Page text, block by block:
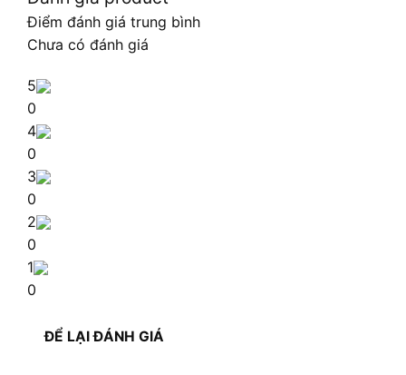
Điểm đánh giá trung bình
Chưa có đánh giá
5
0
4
0
3
0
2
0
1
0
ĐỂ LẠI ĐÁNH GIÁ